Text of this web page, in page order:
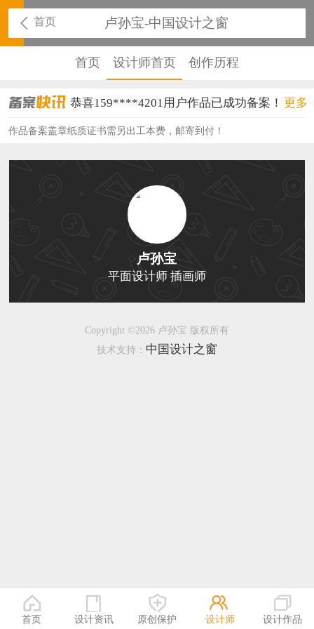
首页 卢孙宝-中国设计之窗
首页 设计师首页 创作历程
恭喜159****4201用户作品已成功备案！
恭喜133****6466用户作品已成功备案！
恭喜131****1475用户作品已成功备案！
恭喜133****8874用户作品已成功备案！
恭喜138****8638用户作品已成功备案！
恭喜133****9020用户作品已成功备案！
恭喜136****9807用户作品已成功备案！
恭喜159****4930用户作品已成功备案！
恭喜150****6483用户作品已成功备案！
更多
作品备案盖章纸质证书需另出工本费，邮寄到付！
卢孙宝
平面设计师 插画师
Copyright ©2026 卢孙宝 版权所有
技术支持： 中国设计之窗
首页 设计资讯 原创保护 设计师 设计作品